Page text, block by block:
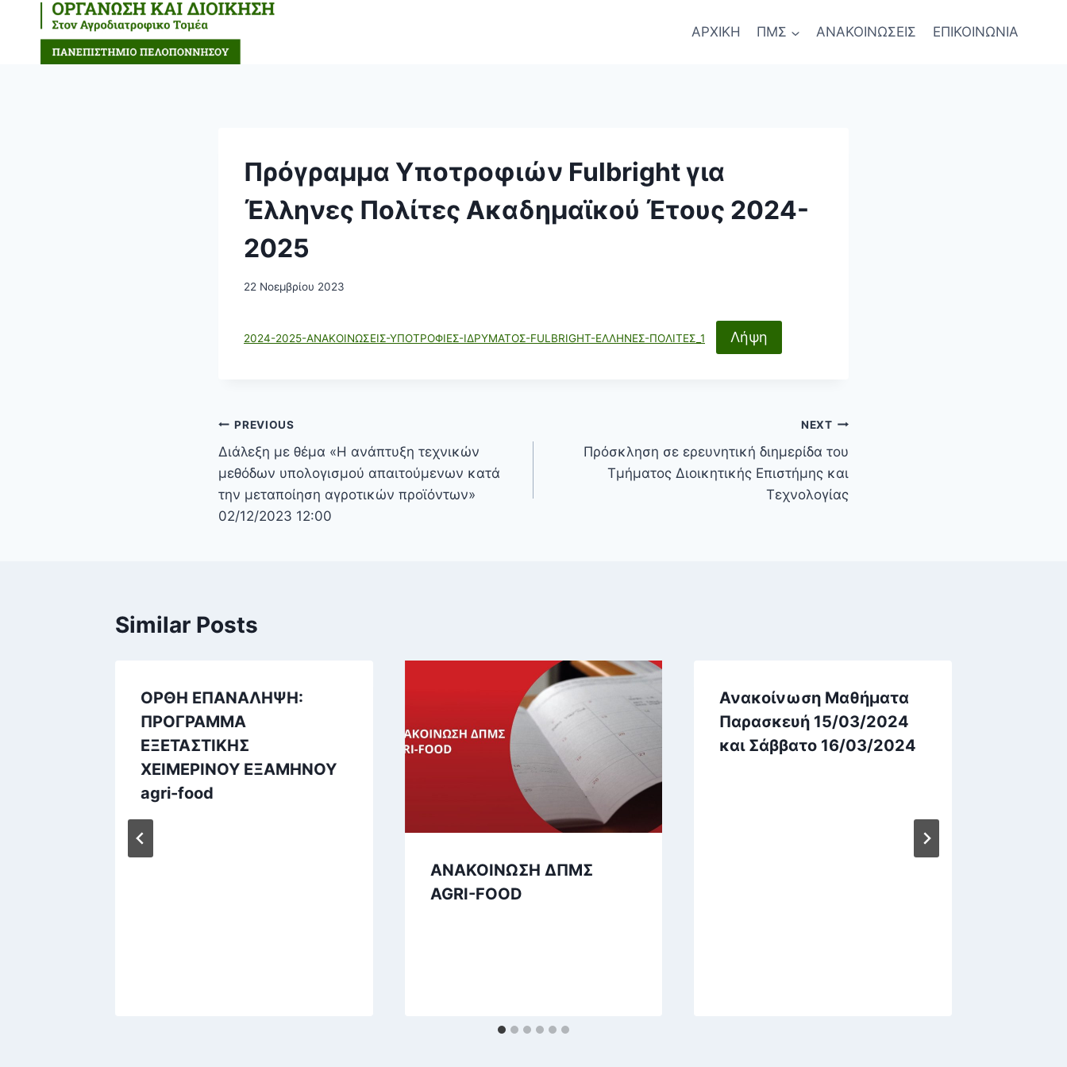
ΑΡΧΙΚΗ ΠΜΣ ΑΝΑΚΟΙΝΩΣΕΙΣ ΕΠΙΚΟΙΝΩΝΙΑ
Πρόγραμμα Υποτροφιών Fulbright για
Έλληνες Πολίτες Ακαδημαϊκού Έτους 2024-
2025
22 Νοεμβρίου 2023
2024-2025-ΑΝΑΚΟΙΝΩΣΕΙΣ-ΥΠΟΤΡΟΦΙΕΣ-ΙΔΡΥΜΑΤΟΣ-FULBRIGHT-ΕΛΛΗΝΕΣ-ΠΟΛΙΤΕΣ_1 Λήψη
PREVIOUS
Διάλεξη με θέμα «Η ανάπτυξη τεχνικών
μεθόδων υπολογισμού απαιτούμενων κατά
την μεταποίηση αγροτικών προϊόντων»
02/12/2023 12:00
NEXT
Πρόσκληση σε ερευνητική διημερίδα του
Τμήματος Διοικητικής Επιστήμης και
Τεχνολογίας
Similar Posts
ΟΡΘΗ ΕΠΑΝΑΛΗΨΗ:
ΠΡΟΓΡΑΜΜΑ
ΕΞΕΤΑΣΤΙΚΗΣ
ΧΕΙΜΕΡΙΝΟΥ ΕΞΑΜΗΝΟΥ
agri-food
ΑΝΑΚΟΙΝΩΣΗ ΔΠΜΣ
AGRI-FOOD
Ανακοίνωση Μαθήματα
Παρασκευή 15/03/2024
και Σάββατο 16/03/2024